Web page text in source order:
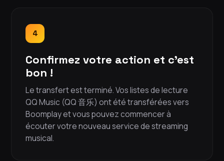
4
Confirmez votre action et c'est
bon !
Le transfert est terminé. Vos listes de lecture
QQ Music (QQ 音乐) ont été transférées vers
Boomplay et vous pouvez commencer à
écouter votre nouveau service de streaming
musical.